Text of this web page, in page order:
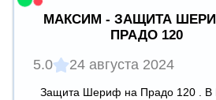
МАКСИМ - ЗАЩИТА
ПРАДО 120
5.0 24 августа 2024
Защита Шериф на Прадо 120 . В